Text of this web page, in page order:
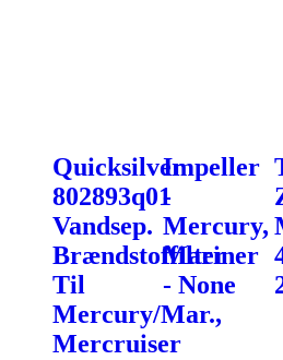
Quicksilver
802893q01
Vandsep.
Brændstoffilter
Til
Mercury/Mar.,
Mercruiser
Impeller
-
Mercury,
Mariner
- None